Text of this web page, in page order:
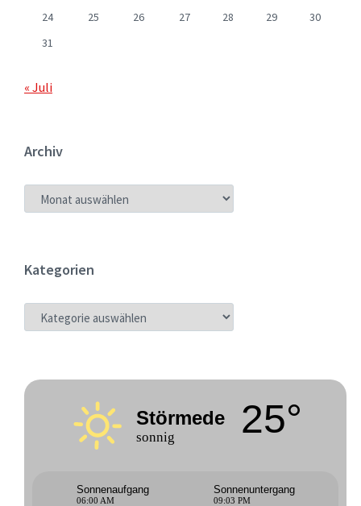
24
25 26 27 28 29
30
31
« Juli
Archiv
ARCHIV
Kategorien
KATEGORIEN
Störmede
sonnig 25°
Sonnenaufgang
06:00 AM
Sonnenuntergang
09:03 PM